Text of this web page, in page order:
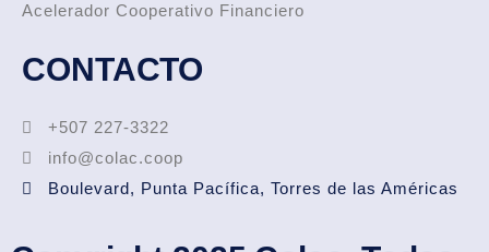
Acelerador Cooperativo Financiero
CONTACTO
+507 227-3322
info@colac.coop
Boulevard, Punta Pacífica, Torres de las Américas